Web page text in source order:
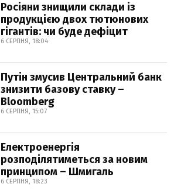
Росіяни знищили склади із
продукцією двох тютюнових
гігантів: чи буде дефіцит
6 СЕРПНЯ, 18:04
Путін змусив Центральний банк
знизити базову ставку –
Bloomberg
6 СЕРПНЯ, 15:07
Електроенергія
розподілятиметься за новим
принципом – Шмигаль
6 СЕРПНЯ, 18:23